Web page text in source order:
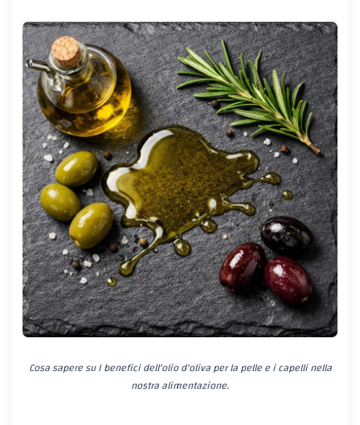
Cosa sapere su I benefici dell'olio d'oliva per la pelle e i capelli nella
nostra alimentazione.